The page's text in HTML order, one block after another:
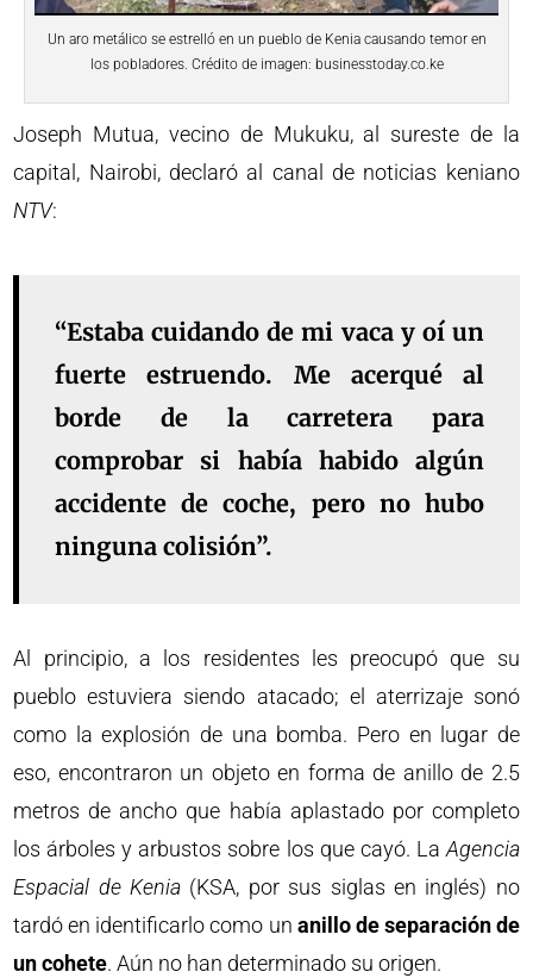
Un aro metálico se estrelló en un pueblo de Kenia causando temor en
los pobladores. Crédito de imagen: businesstoday.co.ke
Joseph Mutua, vecino de Mukuku, al sureste de la
capital, Nairobi, declaró al canal de noticias keniano
NTV:
“Estaba cuidando de mi vaca y oí un
fuerte estruendo. Me acerqué al
borde de la carretera para
comprobar si había habido algún
accidente de coche, pero no hubo
ninguna colisión”.
Al principio, a los residentes les preocupó que su
pueblo estuviera siendo atacado; el aterrizaje sonó
como la explosión de una bomba. Pero en lugar de
eso, encontraron un objeto en forma de anillo de 2.5
metros de ancho que había aplastado por completo
los árboles y arbustos sobre los que cayó. La Agencia
Espacial de Kenia (KSA, por sus siglas en inglés) no
tardó en identificarlo como un anillo de separación de
un cohete. Aún no han determinado su origen.